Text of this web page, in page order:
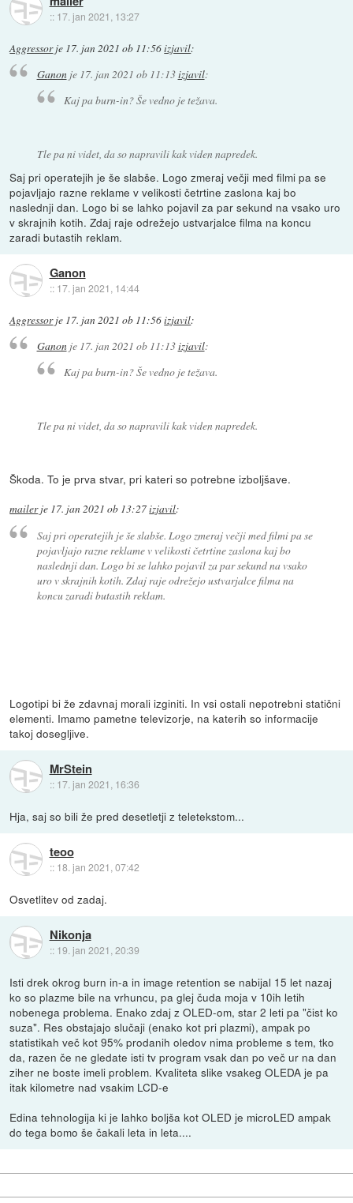
:: 17. jan 2021, 13:27
Aggressorje 17. jan 2021 ob 11:56izjavil:
Ganonje 17. jan 2021 ob 11:13izjavil:
Kaj pa burn-in? Še vedno je težava.
Tle pa ni videt, da so napravili kak viden napredek.
Saj pri operatejih je še slabše. Logo zmeraj večji med filmi pa se
pojavljajo razne reklame v velikosti četrtine zaslona kaj bo
naslednji dan. Logo bi se lahko pojavil za par sekund na vsako uro
v skrajnih kotih. Zdaj raje odrežejo ustvarjalce filma na koncu
zaradi butastih reklam.
Ganon
:: 17. jan 2021, 14:44
Aggressorje 17. jan 2021 ob 11:56izjavil:
Ganonje 17. jan 2021 ob 11:13izjavil:
Kaj pa burn-in? Še vedno je težava.
Tle pa ni videt, da so napravili kak viden napredek.
Škoda. To je prva stvar, pri kateri so potrebne izboljšave.
mailerje 17. jan 2021 ob 13:27izjavil:
Saj pri operatejih je še slabše. Logo zmeraj večji med filmi pa se
pojavljajo razne reklame v velikosti četrtine zaslona kaj bo
naslednji dan. Logo bi se lahko pojavil za par sekund na vsako
uro v skrajnih kotih. Zdaj raje odrežejo ustvarjalce filma na
koncu zaradi butastih reklam.
Logotipi bi že zdavnaj morali izginiti. In vsi ostali nepotrebni statični
elementi. Imamo pametne televizorje, na katerih so informacije
takoj dosegljive.
MrStein
:: 17. jan 2021, 16:36
Hja, saj so bili že pred desetletji z teletekstom...
teoo
:: 18. jan 2021, 07:42
Osvetlitev od zadaj.
Nikonja
:: 19. jan 2021, 20:39
Isti drek okrog burn in-a in image retention se nabijal 15 let nazaj
ko so plazme bile na vrhuncu, pa glej čuda moja v 10ih letih
nobenega problema. Enako zdaj z OLED-om, star 2 leti pa "čist ko
suza". Res obstajajo slučaji (enako kot pri plazmi), ampak po
statistikah več kot 95% prodanih oledov nima probleme s tem, tko
da, razen če ne gledate isti tv program vsak dan po več ur na dan
ziher ne boste imeli problem. Kvaliteta slike vsakeg OLEDA je pa
itak kilometre nad vsakim LCD-e
Edina tehnologija ki je lahko boljša kot OLED je microLED ampak
do tega bomo še čakali leta in leta....